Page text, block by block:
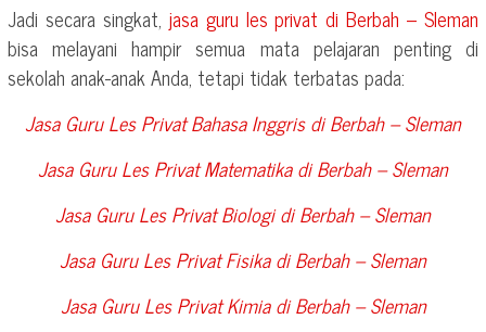
Jadi secara singkat, jasa guru les privat diBerbah – Sleman
bisa melayani hampir semua mata pelajaran penting di
sekolah anak-anak Anda, tetapi tidak terbatas pada:
Jasa Guru Les Privat Bahasa Inggris diBerbah – Sleman
Jasa Guru Les Privat Matematika diBerbah – Sleman
Jasa Guru Les Privat Biologi diBerbah – Sleman
Jasa Guru Les Privat Fisika diBerbah – Sleman
Jasa Guru Les Privat Kimia diBerbah – Sleman